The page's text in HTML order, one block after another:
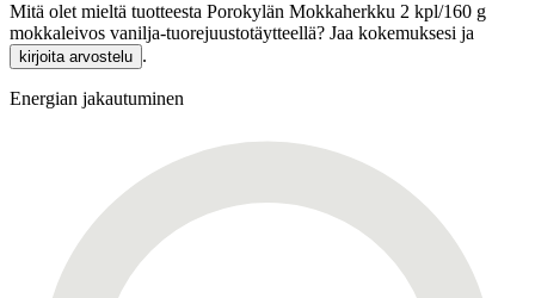
Mitä olet mieltä tuotteesta Porokylän Mokkaherkku 2 kpl/160 g
mokkaleivos vanilja-tuorejuustotäytteellä? Jaa kokemuksesi ja
kirjoita arvostelu .
Energian jakautuminen